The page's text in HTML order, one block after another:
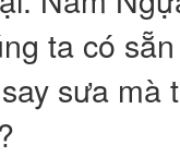
ta có
sưa